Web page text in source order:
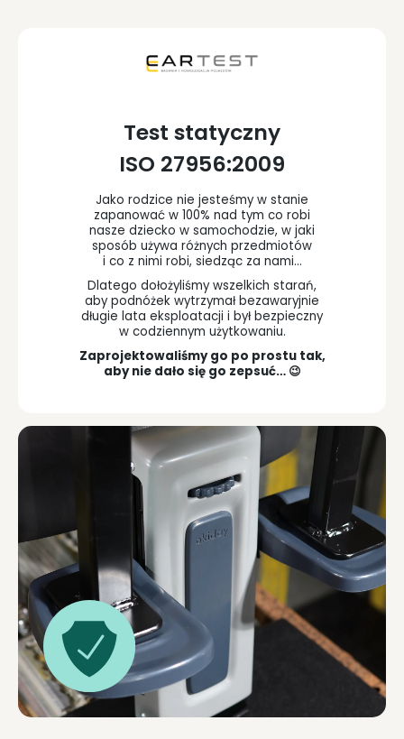
Test statyczny
ISO 27956:2009
Jako rodzice nie jesteśmy w stanie
zapanować w 100% nad tym co robi
nasze dziecko w samochodzie, w jaki
sposób używa różnych przedmiotów
i co z nimi robi, siedząc za nami…
Dlatego dołożyliśmy wszelkich starań,
aby podnóżek wytrzymał bezawaryjnie
długie lata eksploatacji i był bezpieczny
w codziennym użytkowaniu.
Zaprojektowaliśmy go po prostu tak,
aby nie dało się go zepsuć… 😉